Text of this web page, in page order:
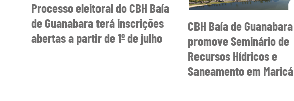
Processo eleitoral do CBH Baía
de Guanabara terá inscrições
abertas a partir de 1º de julho
CBH Baía de Guanabara
promove Seminário de
Recursos Hídricos e
Saneamento em Maricá